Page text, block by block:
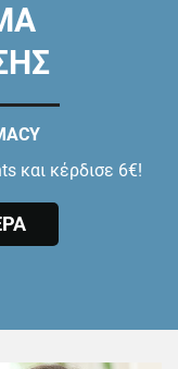
και κέρδισε 6€!